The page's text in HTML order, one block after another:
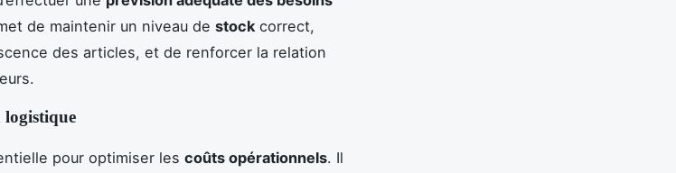
de maintenir un niveau de stock correct,
des articles, et de renforcer la relation
logistique
pour optimiser les coûts opérationnels. Il